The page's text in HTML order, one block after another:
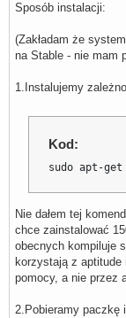
Sposób instalacji:
(Zakładam że
na Stable - nie mam
1.Instalujemy
Kod:
sudo apt-
Nie dałem tej
chce zainstalować
obecnych kompiluje
korzystają z
pomocy, a nie przez
2.Pobieramy paczkę